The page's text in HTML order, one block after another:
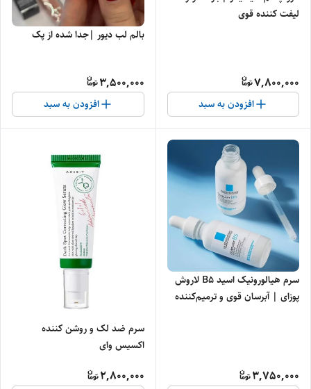
لیفت کننده قوی
7,800,000
افزودن به سبد
بالم لب دیور |جدا شده از پک
3,500,000
افزودن به سبد
سرم هیالورونیک اسید B5 لاروش
پوزای | آبرسان قوی و ترمیم‌کننده
3,750,000
سرم ضد لک و روشن کننده
اکسیس وای
2,800,000